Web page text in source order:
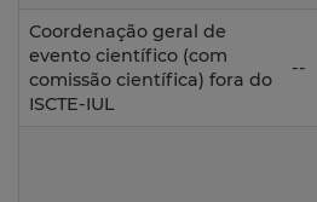
Coordenação geral de
evento científico (com
comissão científica) fora do
ISCTE-IUL
--